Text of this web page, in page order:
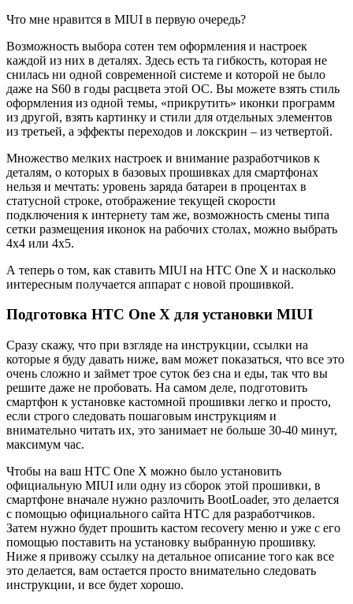
Что мне нравится в MIUI в первую очередь?
Возможность выбора сотен тем оформления и настроек
каждой из них в деталях. Здесь есть та гибкость, которая не
снилась ни одной современной системе и которой не было
даже на S60 в годы расцвета этой ОС. Вы можете взять стиль
оформления из одной темы, «прикрутить» иконки программ
из другой, взять картинку и стили для отдельных элементов
из третьей, а эффекты переходов и локскрин – из четвертой.
Множество мелких настроек и внимание разработчиков к
деталям, о которых в базовых прошивках для смартфонах
нельзя и мечтать: уровень заряда батареи в процентах в
статусной строке, отображение текущей скорости
подключения к интернету там же, возможность смены типа
сетки размещения иконок на рабочих столах, можно выбрать
4x4 или 4x5.
А теперь о том, как ставить MIUI на HTC One X и насколько
интересным получается аппарат с новой прошивкой.
Подготовка HTC One X для установки MIUI
Сразу скажу, что при взгляде на инструкции, ссылки на
которые я буду давать ниже, вам может показаться, что все это
очень сложно и займет трое суток без сна и еды, так что вы
решите даже не пробовать. На самом деле, подготовить
смартфон к установке кастомной прошивки легко и просто,
если строго следовать пошаговым инструкциям и
внимательно читать их, это занимает не больше 30-40 минут,
максимум час.
Чтобы на ваш HTC One X можно было установить
официальную MIUI или одну из сборок этой прошивки, в
смартфоне вначале нужно разлочить BootLoader, это делается
с помощью официального сайта HTC для разработчиков.
Затем нужно будет прошить кастом recovery меню и уже с его
помощью поставить на установку выбранную прошивку.
Ниже я привожу ссылку на детальное описание того как все
это делается, вам остается просто внимательно следовать
инструкции, и все будет хорошо.